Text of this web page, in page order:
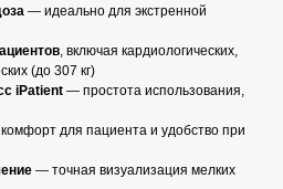
— идеально для экстренной
, включая кардиологических,
(до 307 кг)
iPatient — простота использования,
для пациента и удобство при
— точная визуализация мелких